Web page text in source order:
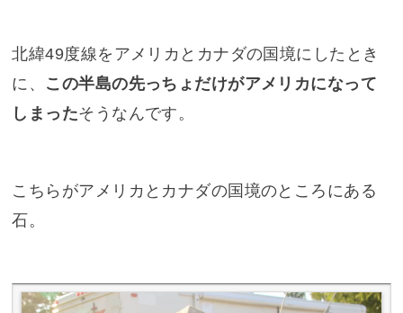
北緯49度線をアメリカとカナダの国境にしたとき
に、 この半島の先っちょだけがアメリカになって
しまったそうなんです。
こちらがアメリカとカナダの国境のところにある
石。